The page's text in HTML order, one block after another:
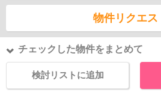
物件リクエス
チェックした物件をまとめて
検討リストに追加